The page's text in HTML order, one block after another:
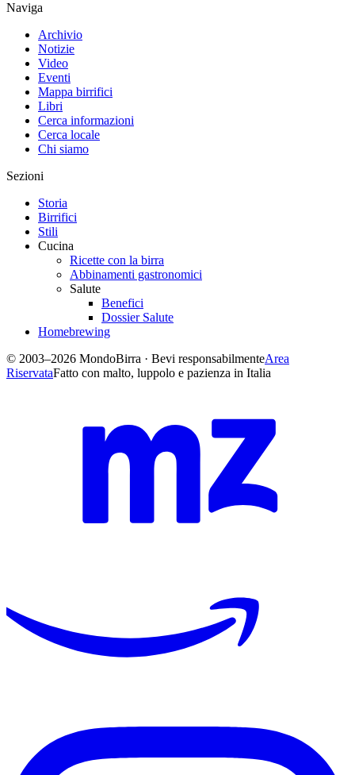
Naviga
Archivio
Notizie
Video
Eventi
Mappa birrifici
Libri
Cerca informazioni
Cerca locale
Chi siamo
Sezioni
Storia
Birrifici
Stili
Cucina
Ricette con la birra
Abbinamenti gastronomici
Salute
Benefici
Dossier Salute
Homebrewing
© 2003–2026 MondoBirra · Bevi responsabilmenteArea
RiservataFatto con malto, luppolo e pazienza in Italia